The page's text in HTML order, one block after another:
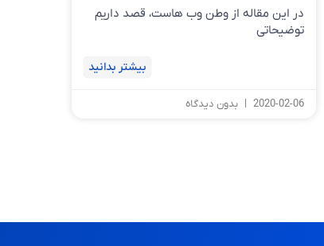
در این مقاله از وطن وب هاست، قصد داریم
توضیحاتی
بیشتر بدانید
2020-02-06 بدون دیدگاه